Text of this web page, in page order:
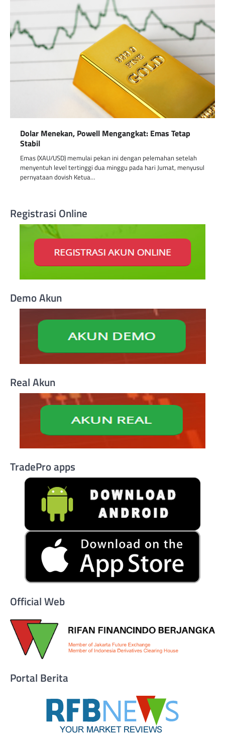
Dolar Menekan, Powell Mengangkat: Emas Tetap
Stabil
Emas (XAU/USD) memulai pekan ini dengan pelemahan setelah
menyentuh level tertinggi dua minggu pada hari Jumat, menyusul
pernyataan dovish Ketua…
Registrasi Online
Demo Akun
Real Akun
TradePro apps
Official Web
Portal Berita